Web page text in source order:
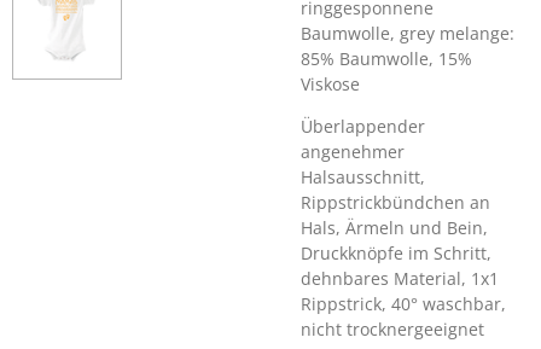
ringgesponnene
Baumwolle, grey melange:
85% Baumwolle, 15%
Viskose
Überlappender
angenehmer
Halsausschnitt,
Rippstrickbündchen an
Hals, Ärmeln und Bein,
Druckknöpfe im Schritt,
dehnbares Material, 1x1
Rippstrick, 40° waschbar,
nicht trocknergeeignet